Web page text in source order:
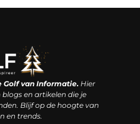
Golf van Informatie.Hier
en artikelen die je
Blijf op de hoogte van
en trends.